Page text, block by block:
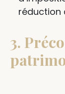
réduction
3.